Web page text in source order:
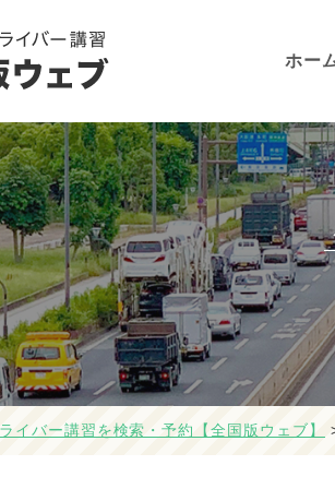
ホー
イバー講習を検索・予約【全国版ウェブ】